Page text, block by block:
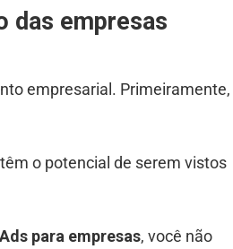
das empresas
empresarial. Primeiramente,
o potencial de serem vistos
para empresas, você não